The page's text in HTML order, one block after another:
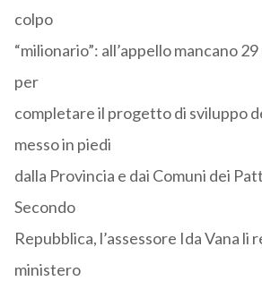
colpo
“milionario”: all’appello mancano
per
completare il progetto di sviluppo
messo in piedi
dalla Provincia e dai Comuni dei
Secondo
Repubblica, l’assessore Ida Vana li
ministero